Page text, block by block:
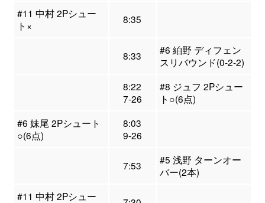
#11 中村 2Pシュー
ト×
8:35
8:33
#6 絈野 ディフェン
スリバウンド(0-2-2)
8:22
7-26
#8 ジュフ 2Pシュー
ト○(6点)
#6 妹尾 2Pシュート
○(6点)
8:03
9-26
7:53
#5 浅野 ターンオー
バー(2本)
#11 中村 2Pシュー